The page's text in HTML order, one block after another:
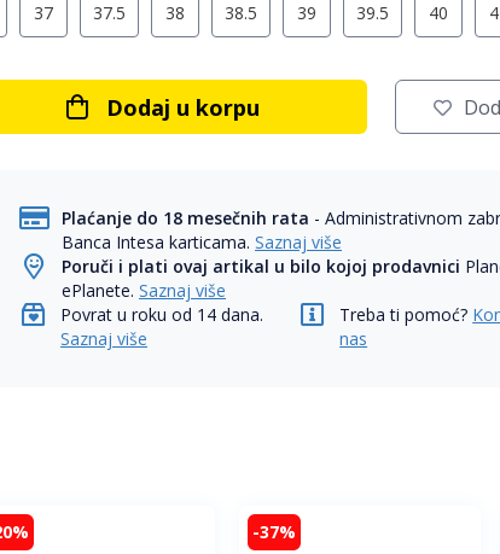
37 37.5 38 38.5 39 39.5 40
Dodaj u korpu
Plaćanje do 18 mesečnih rata - Administrativnom
Banca Intesa karticama.Saznaj više
Poruči i plati ovaj artikal u bilo kojoj prodavnici
ePlanete.Saznaj više
Povrat u roku od 14 dana.
Saznaj više
Treba ti pomoć?
nas
-37%